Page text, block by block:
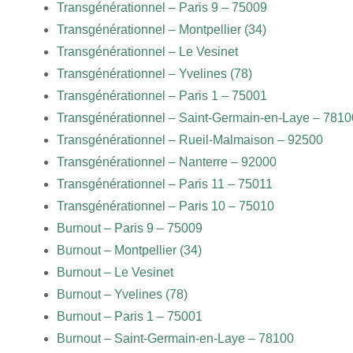
Transgénérationnel – Paris 9 – 75009
Transgénérationnel – Montpellier (34)
Transgénérationnel – Le Vesinet
Transgénérationnel – Yvelines (78)
Transgénérationnel – Paris 1 – 75001
Transgénérationnel – Saint-Germain-en-Laye –
Transgénérationnel – Rueil-Malmaison – 92500
Transgénérationnel – Nanterre – 92000
Transgénérationnel – Paris 11 – 75011
Transgénérationnel – Paris 10 – 75010
Burnout – Paris 9 – 75009
Burnout – Montpellier (34)
Burnout – Le Vesinet
Burnout – Yvelines (78)
Burnout – Paris 1 – 75001
Burnout – Saint-Germain-en-Laye – 78100